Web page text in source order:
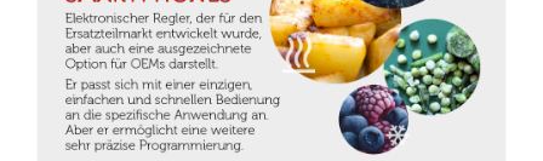
Anschlussmöglichkeiten sind jetzt leicht zugänglich
mit großem Vorteil für den Endverbraucher und den
Manager. Maschinen, die miteinander in Verbindung
stehen und sich koordinieren, bilden durch unsere
Regler ein viel effizienteres und leicht kontrollierbares
System, mit enormen Vorteilen in Bezug auf